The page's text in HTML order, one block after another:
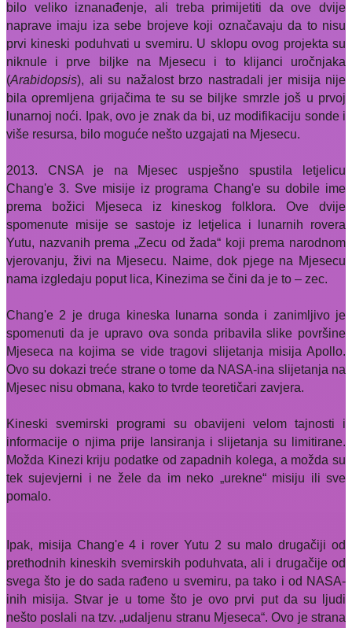
bilo veliko iznanađenje, ali treba primijetiti da ove dvije
naprave imaju iza sebe brojeve koji označavaju da to nisu
prvi kineski poduhvati u svemiru. U sklopu ovog projekta su
niknule i prve biljke na Mjesecu i to klijanci uročnjaka
(Arabidopsis), ali su nažalost brzo nastradali jer misija nije
bila opremljena grijačima te su se biljke smrzle još u prvoj
lunarnoj noći. Ipak, ovo je znak da bi, uz modifikaciju sonde i
više resursa, bilo moguće nešto uzgajati na Mjesecu.
2013. CNSA je na Mjesec uspješno spustila letjelicu
Chang'e 3. Sve misije iz programa Chang'e su dobile ime
prema božici Mjeseca iz kineskog folklora. Ove dvije
spomenute misije se sastoje iz letjelica i lunarnih rovera
Yutu, nazvanih prema „Zecu od žada“ koji prema narodnom
vjerovanju, živi na Mjesecu. Naime, dok pjege na Mjesecu
nama izgledaju poput lica, Kinezima se čini da je to – zec.
Chang'e 2 je druga kineska lunarna sonda i zanimljivo je
spomenuti da je upravo ova sonda pribavila slike površine
Mjeseca na kojima se vide tragovi slijetanja misija Apollo.
Ovo su dokazi treće strane o tome da NASA-ina slijetanja na
Mjesec nisu obmana, kako to tvrde teoretičari zavjera.
Kineski svemirski programi su obavijeni velom tajnosti i
informacije o njima prije lansiranja i slijetanja su limitirane.
Možda Kinezi kriju podatke od zapadnih kolega, a možda su
tek sujevjerni i ne žele da im neko „urekne“ misiju ili sve
pomalo.
Ipak, misija Chang'e 4 i rover Yutu 2 su malo drugačiji od
prethodnih kineskih svemirskih poduhvata, ali i drugačije od
svega što je do sada rađeno u svemiru, pa tako i od NASA-
inih misija. Stvar je u tome što je ovo prvi put da su ljudi
nešto poslali na tzv. „udaljenu stranu Mjeseca“. Ovo je strana